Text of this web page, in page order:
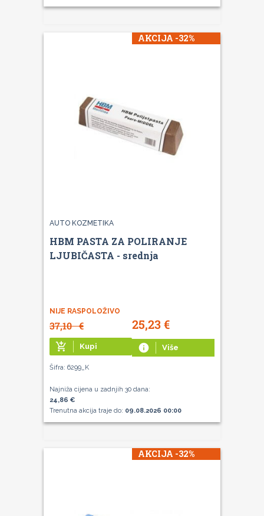
AKCIJA -32%
AUTO KOZMETIKA
HBM PASTA ZA POLIRANJE
LJUBIČASTA - srednja
NIJE RASPOLOŽIVO
37,10€ 25,23€
add_shopping_cart Kupi info Više
Šifra: 6299_K
Najniža cijena u zadnjih 30 dana:
24,86 €
Trenutna akcija traje do: 09.08.2026 00:00
AKCIJA -32%